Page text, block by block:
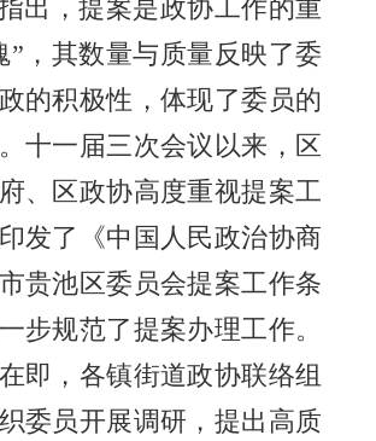
出，提案是政协工作的重
”，其数量与质量反映了委
的积极性，体现了委员的
十一届三次会议以来，区
、区政协高度重视提案工
发了《中国人民政治协商
贵池区委员会提案工作条
步规范了提案办理工作。
即，各镇街道政协联络组
委员开展调研，提出高质